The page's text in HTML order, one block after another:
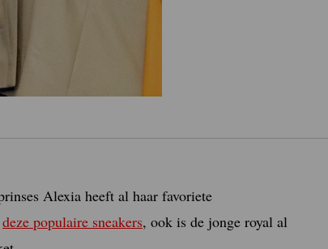
Alexia heeft al haar favoriete
deze populaire sneakers, ook is de jonge royal al